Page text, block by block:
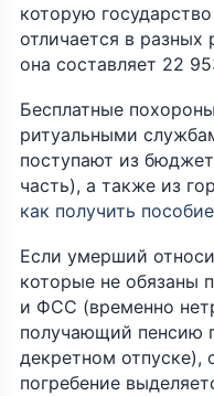
которую
отличается в разных
она составляет 22
Бесплатные
ритуальными
поступают из
часть), а также из
как получить
Если умерший
которые не обязаны
и ФСС (временно
получающий пенсию
декретном отпуске),
погребение